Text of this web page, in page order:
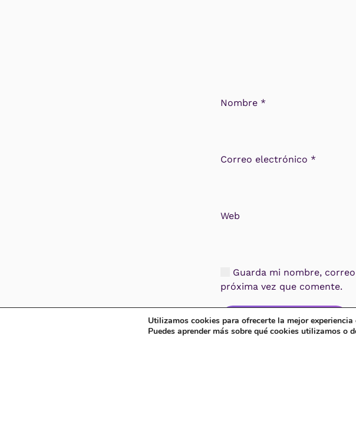
Nombre *
Correo electrónico *
Web
Guarda mi nombre,
próxima vez que comente.
Publicar el comentario
Utilizamos cookies para ofrecerte la mejor experiencia
Puedes aprender más sobre qué cookies utilizamos o